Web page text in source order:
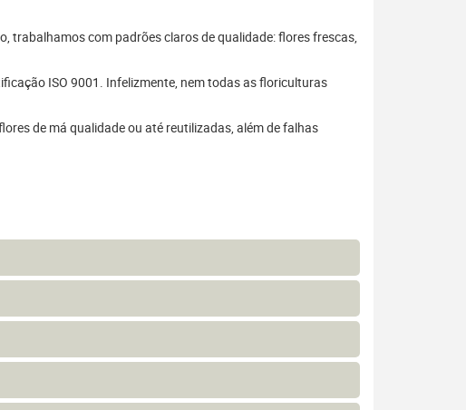
trabalhamos com padrões claros de qualidade: flores frescas,
ISO 9001. Infelizmente, nem todas as floriculturas
de má qualidade ou até reutilizadas, além de falhas